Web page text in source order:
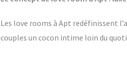
Les love rooms à Apt redéfinissent
couples un cocon intime loin du